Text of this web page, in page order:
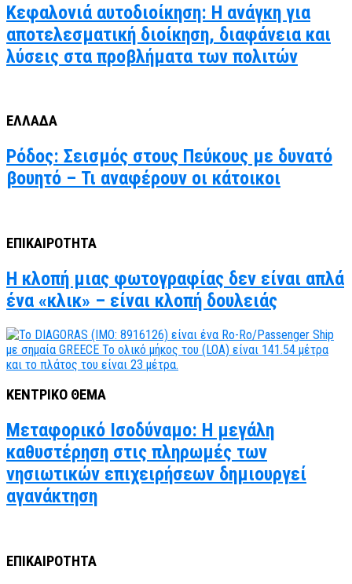
Κεφαλονιά αυτοδιοίκηση: Η ανάγκη για
αποτελεσματική διοίκηση, διαφάνεια και
λύσεις στα προβλήματα των πολιτών
ΕΛΛΑΔΑ
Ρόδος: Σεισμός στους Πεύκους με δυνατό
βουητό – Τι αναφέρουν οι κάτοικοι
ΕΠΙΚΑΙΡΟΤΗΤΑ
Η κλοπή μιας φωτογραφίας δεν είναι απλά
ένα «κλικ» – είναι κλοπή δουλειάς
ΚΕΝΤΡΙΚΟ ΘΕΜΑ
Μεταφορικό Ισοδύναμο: Η μεγάλη
καθυστέρηση στις πληρωμές των
νησιωτικών επιχειρήσεων δημιουργεί
αγανάκτηση
ΕΠΙΚΑΙΡΟΤΗΤΑ